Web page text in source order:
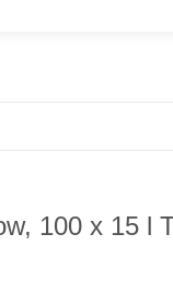
100 x 15 l